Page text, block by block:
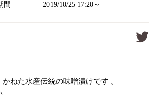
間 2019/10/25 17:20～
ねた水産伝統の味噌漬けです 。